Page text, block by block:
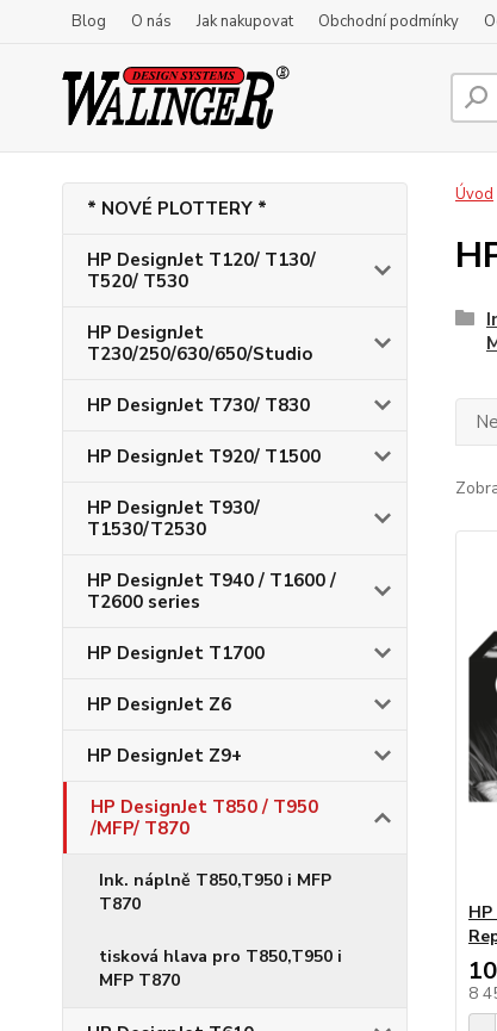
Blog O nás Jak nakupovat Obchodní podmínky
* NOVÉ PLOTTERY *
HP DesignJet T120/ T130/
T520/ T530
HP DesignJet
T230/250/630/650/Studio
HP DesignJet T730/ T830
HP DesignJet T920/ T1500
HP DesignJet T930/
T1530/T2530
HP DesignJet T940 / T1600 /
T2600 series
HP DesignJet T1700
HP DesignJet Z6
HP DesignJet Z9+
HP DesignJet T850 / T950
/MFP/ T870
Ink. náplně T850,T950 i MFP
T870
tisková hlava pro T850,T950 i
MFP T870
Úvod
8